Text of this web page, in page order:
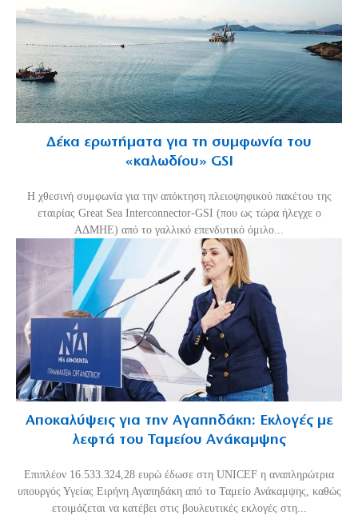
Δέκα ερωτήματα για τη συμφωνία του
«καλωδίου» GSI
Η χθεσινή συμφωνία για την απόκτηση πλειοψηφικού πακέτου της
εταιρίας Great Sea Interconnector-GSI (που ως τώρα ήλεγχε ο
ΑΔΜΗΕ) από το γαλλικό επενδυτικό όμιλο...
Αποκαλύψεις για την Αγαπηδάκη: Εκλογές με
λεφτά του Ταμείου Ανάκαμψης
Επιπλέον 16.533.324,28 ευρώ έδωσε στη UNICEF η αναπληρώτρια
υπουργός Υγείας Ειρήνη Αγαπηδάκη από το Ταμείο Ανάκαμψης, καθώς
ετοιμάζεται να κατέβει στις βουλευτικές εκλογές στη...